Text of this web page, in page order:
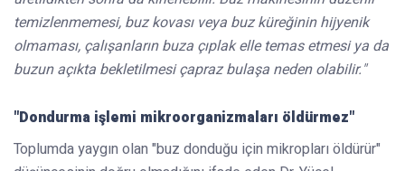
temizlenmemesi, buz kovası veya buz küreğinin hijyenik
olmaması, çalışanların buza çıplak elle temas etmesi ya da
buzun açıkta bekletilmesi çapraz bulaşa neden olabilir."
"Dondurma işlemi mikroorganizmaları öldürmez"
Toplumda yaygın olan "buz donduğu için mikropları öldürür"